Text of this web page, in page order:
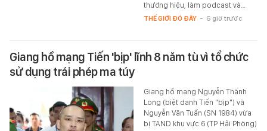
thương hiệu, làm podcast và…
THẾ GIỚI ĐÓ ĐÂY - 6 giờ trước
Giang hồ mạng Tiến 'bịp' lĩnh 8 năm tù vì tổ chức
sử dụng trái phép ma túy
Giang hồ mạng Nguyễn Thành
Long (biệt danh Tiến "bịp") và
Nguyễn Văn Tuấn (SN 1984) vừa
bị TAND khu vực 6 (TP Hải Phòng)